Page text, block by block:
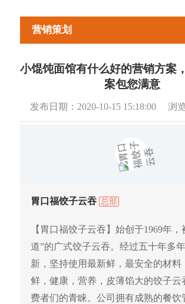
营销策划
小馄饨面馆有什么好的营销方案
案包您满意
发布日期： 2020-10-15 15:18:00 浏
胃口福饺子云吞 总部
【胃口福饺子云吞】始创于1969年，
道”的广式饺子云吞。经过五十年多
新，坚持使用最新鲜，最安全的材料
鲜，健康，营养，皮薄馅大的饺子云
费者们的青睐。公司拥有成熟的餐饮